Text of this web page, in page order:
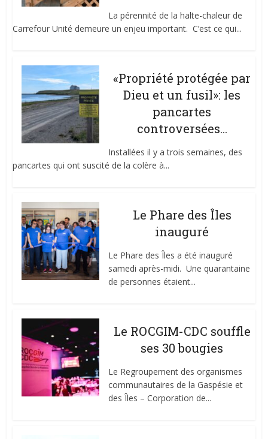
La pérennité de la halte-chaleur de
Carrefour Unité demeure un enjeu important. C’est ce qui...
«Propriété protégée par
Dieu et un fusil»: les
pancartes
controversées...
Installées il y a trois semaines, des
pancartes qui ont suscité de la colère à...
Le Phare des Îles
inauguré
Le Phare des Îles a été inauguré
samedi après-midi. Une quarantaine
de personnes étaient...
Le ROCGIM-CDC souffle
ses 30 bougies
Le Regroupement des organismes
communautaires de la Gaspésie et
des Îles – Corporation de...